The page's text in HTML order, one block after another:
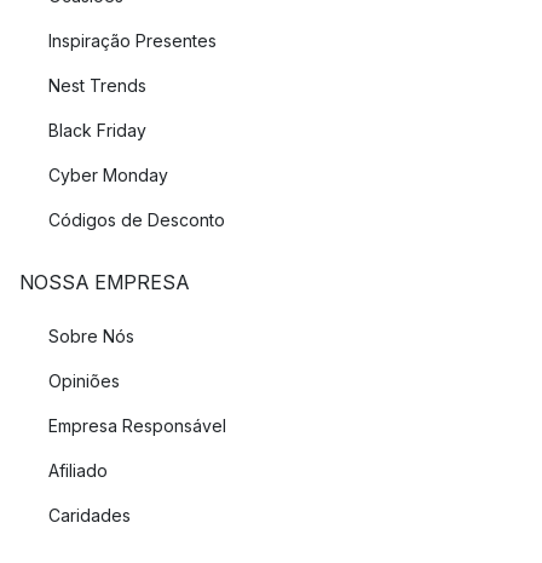
Inspiração Presentes
Nest Trends
Black Friday
Cyber Monday
Códigos de Desconto
NOSSA EMPRESA
Sobre Nós
Opiniões
Empresa Responsável
Afiliado
Caridades